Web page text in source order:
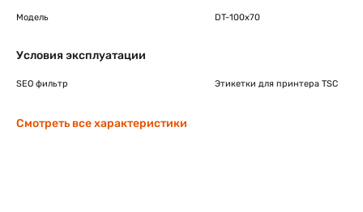
Модель DT-100x70
Условия эксплуатации
SEO фильтр Этикетки для принтера TSC
Смотреть все характеристики